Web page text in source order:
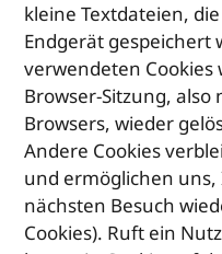
kleine Textdateien,
Endgerät gespeichert
verwendeten Cookies
Browser-Sitzung, also
Browsers, wieder
Andere Cookies
und ermöglichen
nächsten Besuch
Cookies). Ruft ein